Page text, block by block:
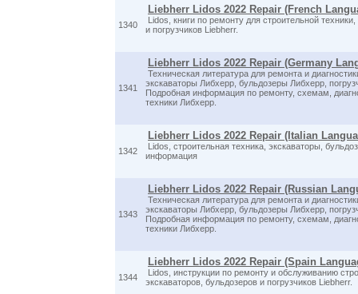
1340
Liebherr Lidos 2022 Repair (French
Lidos, книги по ремонту для строительной
и погрузчиков Liebherr.
1341
Liebherr Lidos 2022 Repair (Germany
Техническая литература для ремонта и
экскаваторы Либхерр, бульдозеры Либхерр,
Подробная информация по ремонту, схемам,
техники Либхерр.
1342
Liebherr Lidos 2022 Repair (Italian
Lidos, строительная техника, экскаваторы,
информация
1343
Liebherr Lidos 2022 Repair (Russian
Техническая литература для ремонта и
экскаваторы Либхерр, бульдозеры Либхерр,
Подробная информация по ремонту, схемам,
техники Либхерр.
1344
Liebherr Lidos 2022 Repair (Spain
Lidos, инструкции по ремонту и обслуживанию
экскаваторов, бульдозеров и погрузчиков Liebherr.